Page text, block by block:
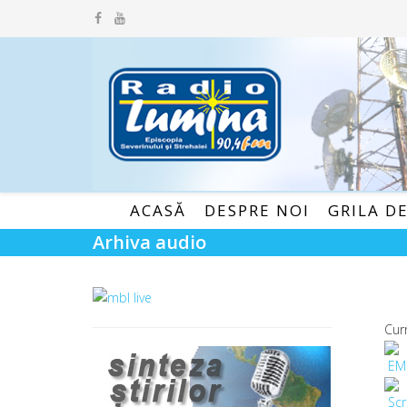
ACASĂ DESPRE NOI GRILA
Arhiva audio